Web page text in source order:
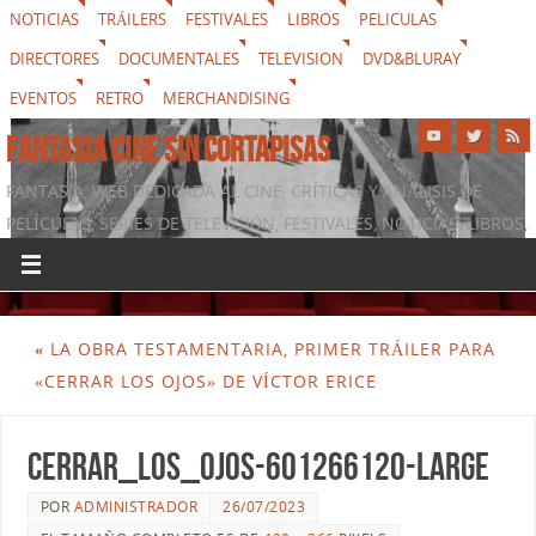
NOTICIAS TRÁILERS FESTIVALES LIBROS
PELICULAS
DIRECTORES
DOCUMENTALES TELEVISION
DVD&BLURAY
EVENTOS
RETRO MERCHANDISING
FANTASIA CINE SIN CORTAPISAS
FANTASIA, WEB DEDICADA AL CINE, CRÍTICAS Y ANÁLISIS DE
PELÍCULAS, SERIES DE TELEVISIÓN, FESTIVALES, NOTICIAS, LIBROS,
DVD & BLURAY, MERCHANDISING Y TODO LO QUE RODEA AL
SÉPTIMO ARTE
« LA OBRA TESTAMENTARIA, PRIMER TRÁILER PARA
«CERRAR LOS OJOS» DE VÍCTOR ERICE
Cerrar_los_ojos-601266120-large
POR ADMINISTRADOR
26/07/2023